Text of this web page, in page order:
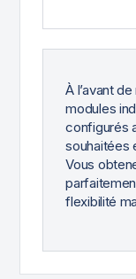
À l’avant
modules
configurés
souhaitées
Vous
flexibilité